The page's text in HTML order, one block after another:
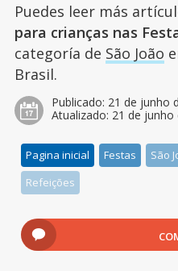
Puedes leer más
para crianças nas
categoría de São João
Brasil.
Publicado: 21 de junho
Atualizado: 21 de junho
Pagina inicial Festas São
Refeições